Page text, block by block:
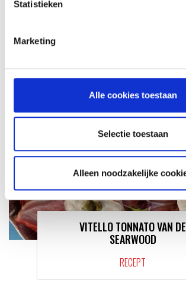
Statistieken
Marketing
Alle cookies toestaan
Selectie toestaan
Alleen noodzakelijke
VITELLO TONNATO VAN DE
SEARWOOD
RECEPT